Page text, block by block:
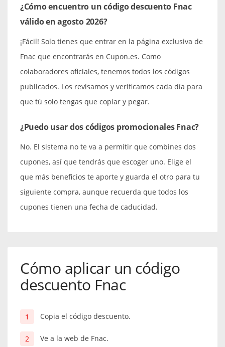
¿Cómo encuentro un código descuento Fnac
válido en agosto 2026?
¡Fácil! Solo tienes que entrar en la página exclusiva de
Fnac que encontrarás en Cupon.es. Como
colaboradores oficiales, tenemos todos los códigos
publicados. Los revisamos y verificamos cada día para
que tú solo tengas que copiar y pegar.
¿Puedo usar dos códigos promocionales Fnac?
No. El sistema no te va a permitir que combines dos
cupones, así que tendrás que escoger uno. Elige el
que más beneficios te aporte y guarda el otro para tu
siguiente compra, aunque recuerda que todos los
cupones tienen una fecha de caducidad.
Cómo aplicar un código
descuento Fnac
Copia el código descuento.
Ve a la web de Fnac.